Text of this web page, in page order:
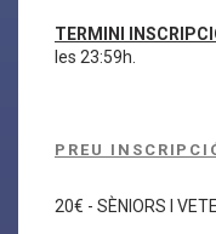
TERMINI
les 23:59h.
PREU
20€ - SÈNIORS I